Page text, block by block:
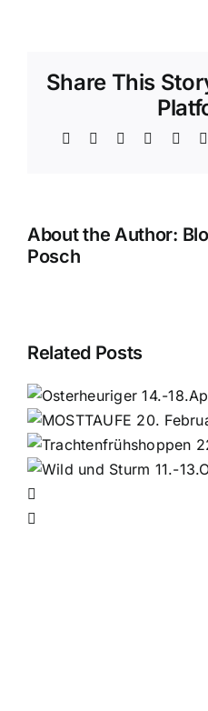
Share This
Facebook BlueskyReddit
About the Author:
Posch
Related Posts